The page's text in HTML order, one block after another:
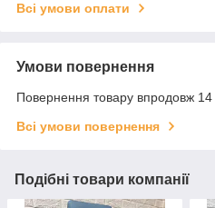
Всі умови оплати
Умови повернення
Повернення товару впродовж 14
Всі умови повернення
Подібні товари компанії